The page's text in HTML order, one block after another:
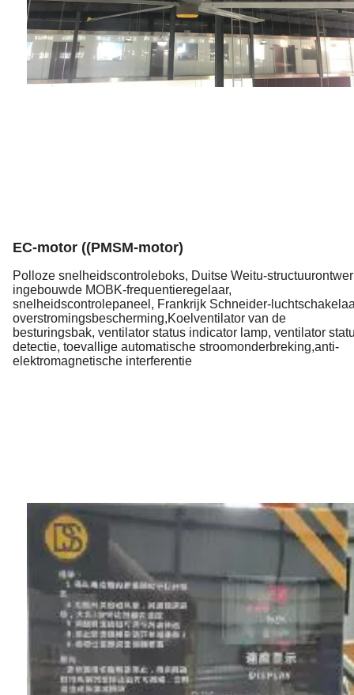
EC-motor ((PMSM-motor)
Polloze snelheidscontroleboks, Duitse Weitu-
ingebouwde MOBK-frequentieregelaar,
snelheidscontrolepaneel, Frankrijk Schneider-
overstromingsbescherming,Koelventilator van de
besturingsbak, ventilator status indicator lamp, ventilator
detectie, toevallige automatische stroomonderbreking,anti-
elektromagnetische interferentie